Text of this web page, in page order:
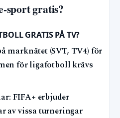
sport gratis?
GRATIS PÅ TV?
marknätet (SVT, TV4) för
för ligafotboll krävs
FIFA+ erbjuder
av vissa turneringar